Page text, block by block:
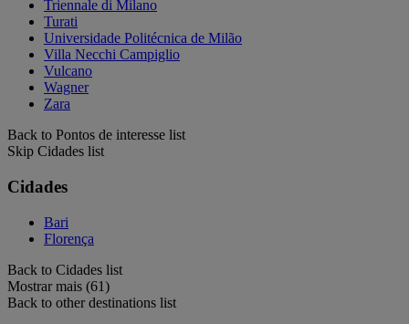
Triennale di Milano
Turati
Universidade Politécnica de Milão
Villa Necchi Campiglio
Vulcano
Wagner
Zara
Back to Pontos de interesse list
Skip Cidades list
Cidades
Bari
Florença
Back to Cidades list
Mostrar mais (61)
Back to other destinations list